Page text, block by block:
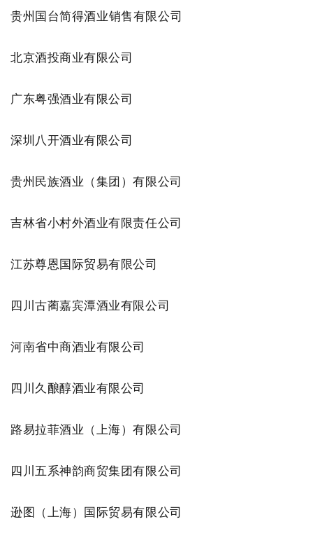
贵州国台简得酒业销售有限公司
北京酒投商业有限公司
广东粤强酒业有限公司
深圳八开酒业有限公司
贵州民族酒业（集团）有限公司
吉林省小村外酒业有限责任公司
江苏尊恩国际贸易有限公司
四川古蔺嘉宾潭酒业有限公司
河南省中商酒业有限公司
四川久酿醇酒业有限公司
路易拉菲酒业（上海）有限公司
四川五系神韵商贸集团有限公司
逊图（上海）国际贸易有限公司